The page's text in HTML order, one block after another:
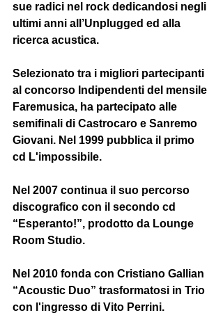
sue radici nel rock dedicandosi negli
ultimi anni all’Unplugged ed alla
ricerca acustica.
Selezionato tra i migliori partecipanti
al concorso Indipendenti del mensile
Faremusica, ha partecipato alle
semifinali di Castrocaro e Sanremo
Giovani. Nel 1999 pubblica il primo
cd L'impossibile.
Nel 2007 continua il suo percorso
discografico con il secondo cd
“Esperanto!”, prodotto da Lounge
Room Studio.
Nel 2010 fonda con Cristiano Gallian
“Acoustic Duo” trasformatosi in Trio
con l'ingresso di Vito Perrini.